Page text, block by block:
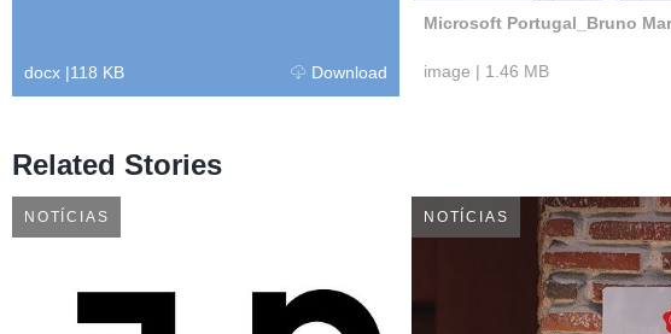
docx |118 KB Download
Microsoft Portugal_Bruno
image | 1.46 MB
Related Stories
NOTÍCIAS NOTÍCIAS